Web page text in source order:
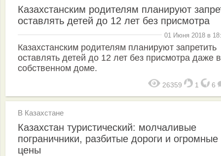
Казахстанским родителям планируют
оставлять детей до 12 лет без присмотра
01 Июня 2018 в
Казахстанским родителям планируют запретить
оставлять детей до 12 лет без присмотра даже в
собственном доме.
26359 1 6
В Казахстане
Казахстан туристический: молчаливые
пограничники, разбитые дороги и огромные
цены